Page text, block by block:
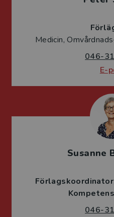
Medicin,
046-
E-
Susanne
Förlagskoordinator
046-